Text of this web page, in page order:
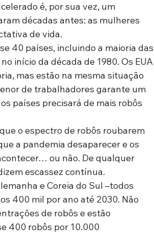
é, por sua vez, um
décadas antes: as mulheres
de vida.
40 países, incluindo a maioria das
início da década de 1980. Os EUA
mas estão na mesma situação
de trabalhadores garante um
países precisará de mais robôs
o espectro de robôs roubarem
a pandemia desaparecer e os
ou não. De qualquer
escassez contínua.
e Coreia do Sul –todos
400 mil por ano até 2030. Não
de robôs e estão
400 robôs por 10.000